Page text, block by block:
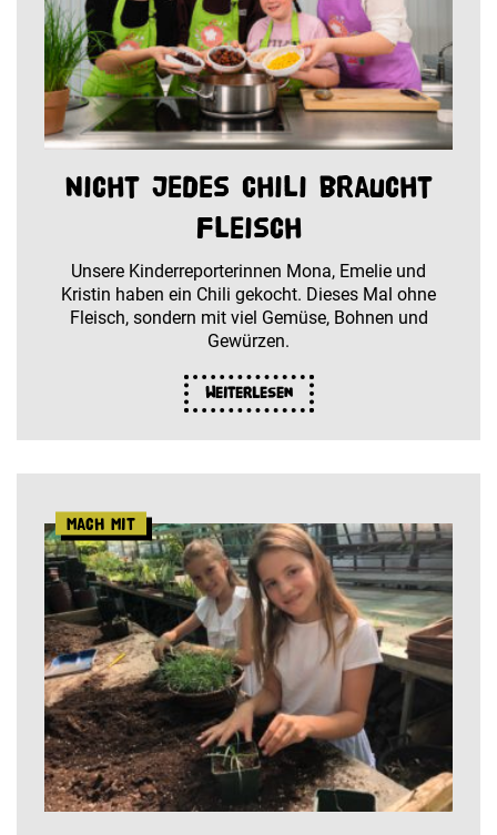
Nicht jedes Chili braucht
Fleisch
Unsere Kinderreporterinnen Mona, Emelie und
Kristin haben ein Chili gekocht. Dieses Mal ohne
Fleisch, sondern mit viel Gemüse, Bohnen und
Gewürzen.
Weiterlesen
Mach mit